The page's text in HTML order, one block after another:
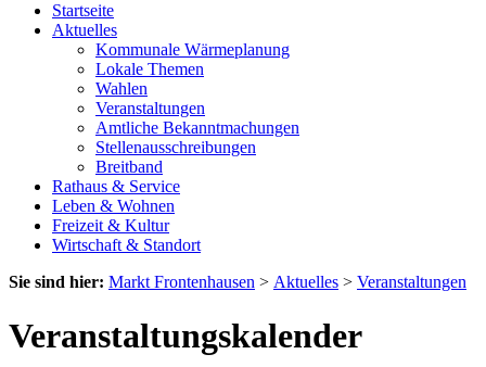
Startseite
Aktuelles
Kommunale Wärmeplanung
Lokale Themen
Wahlen
Veranstaltungen
Amtliche Bekanntmachungen
Stellenausschreibungen
Breitband
Rathaus & Service
Leben & Wohnen
Freizeit & Kultur
Wirtschaft & Standort
Sie sind hier: Markt Frontenhausen > Aktuelles > Veranstaltungen
Veranstaltungskalender